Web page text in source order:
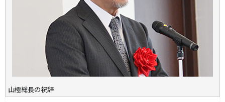
山極総長の祝辞